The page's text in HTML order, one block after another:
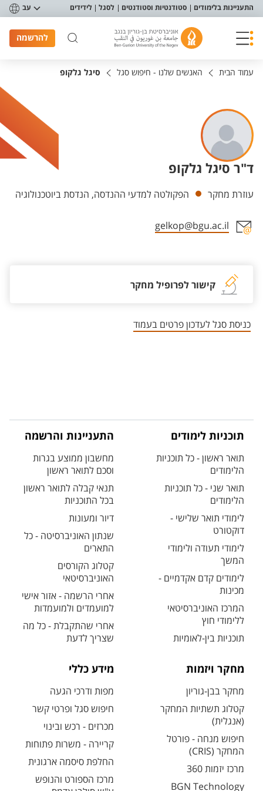
תפריט נגישות
התעניינות בלימודים סטודנטיות וסטודנטים לסגל לידידים עב
להרשמה
עמוד הבית האנשים שלנו - חיפוש סגל סיגל גלקופ
ד"ר סיגל גלקופ
יחידות
עוזרת מחקר הפקולטה למדעי ההנדסה, הנדסת ביוטכנולוגיה
gelkop@bgu.ac.il
קישור לפרופיל מחקר
כניסת סגל לעדכון פרטים בעמוד
תוכניות לימודים
תואר ראשון - כל תוכניות
הלימודים
תואר שני - כל תוכניות
הלימודים
לימודי תואר שלישי -
דוקטורט
לימודי תעודה ולימודי
המשך
לימודים קדם אקדמיים -
מכינות
המרכז האוניברסיטאי
ללימודי חוץ
תוכניות בין-לאומיות
התעניינות והרשמה
מחשבון ממוצע בגרות
וסכם לתואר ראשון
תנאי קבלה לתואר ראשון
בכל התוכניות
דיור ומעונות
שנתון האוניברסיטה - כל
התארים
קטלוג הקורסים
האוניברסיטאי
אחרי הרשמה - אזור אישי
למועמדים ולמועמדות
אחרי שהתקבלת - כל מה
שצריך לדעת
מחקר ויזמות
מחקר בבן-גוריון
קטלוג תשתיות המחקר
(אנגלית)
חיפוש מנחה - פורטל
המחקר (CRIS)
מרכז יזמות 360
BGN Technology
מידע כללי
מפות ודרכי הגעה
חיפוש סגל ופרטי קשר
מכרזים - רכש ובינוי
קריירה - משרות פתוחות
החלפת סיסמה ארגונית
מרכז הספורט והנופש